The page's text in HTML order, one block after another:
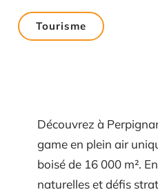
Tourisme
Découvrez à
game en plein air
boisé de 16 000 m².
naturelles et défis